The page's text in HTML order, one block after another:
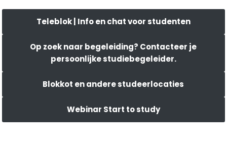
Teleblok | Info en chat voor studenten
Op zoek naar begeleiding? Contacteer je
persoonlijke studiebegeleider.
Blokkot en andere studeerlocaties
Webinar Start to study